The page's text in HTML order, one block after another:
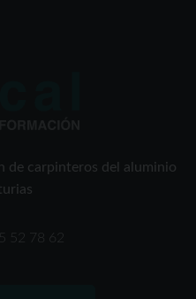
de carpinteros del aluminio
52 78 62